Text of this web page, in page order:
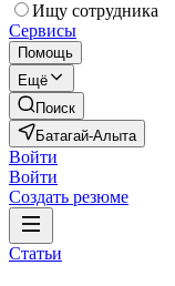
Ищу сотрудника
Сервисы
Помощь
Ещё
Поиск
Батагай-Алыта
Войти
Войти
Создать резюме
Статьи